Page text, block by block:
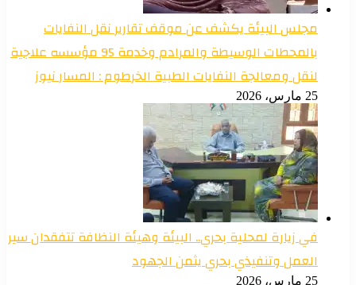
مجلس البيئة يكشف عن موقف تقارير نقل النفايات
بالمحطات الوسيطة والمرادم وخدمة 95 مؤسسه علاجية
لنقل ومعالجة النفايات الطبية الخرطوم : المسار نيوز
25 مارس، 2026
في زيارة لمحلية بحري.. البيئة وهيئة النظافة تتفقدان سير
العمل وتنفيذي بحري يثمن الجهود
25 مارس، 2026